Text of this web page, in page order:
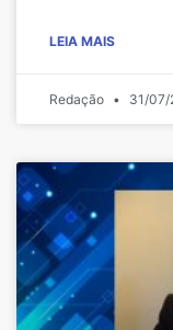
LEIA MAIS
Redação 31/07/